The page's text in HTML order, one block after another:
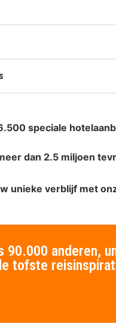
speciale
dan 2.5 miljoen
unieke verblijf met
90.000 anderen,
tofste